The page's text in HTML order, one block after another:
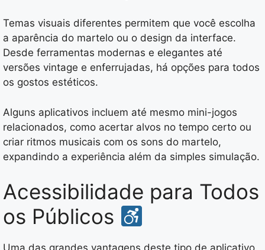
Temas visuais diferentes permitem que você escolha
a aparência do martelo ou o design da interface.
Desde ferramentas modernas e elegantes até
versões vintage e enferrujadas, há opções para todos
os gostos estéticos.
Alguns aplicativos incluem até mesmo mini-jogos
relacionados, como acertar alvos no tempo certo ou
criar ritmos musicais com os sons do martelo,
expandindo a experiência além da simples simulação.
Acessibilidade para Todos
os Públicos